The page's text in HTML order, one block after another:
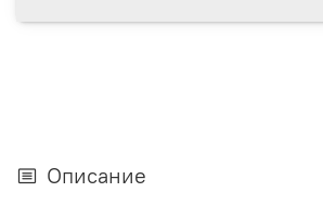
Описание